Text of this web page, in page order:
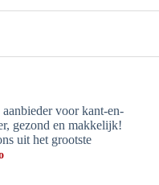
voor kant-en-
gezond en makkelijk!
uit het grootste